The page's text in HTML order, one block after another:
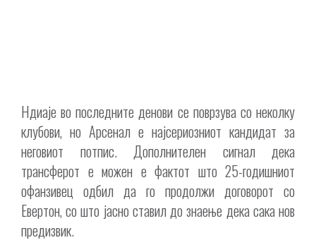
Ндиаје во последните денови се поврзува со неколку
клубови, но Арсенал е најсериозниот кандидат за
неговиот потпис. Дополнителен сигнал дека
трансферот е можен е фактот што 25-годишниот
офанзивец одбил да го продолжи договорот со
Евертон, со што јасно ставил до знаење дека сака нов
предизвик.